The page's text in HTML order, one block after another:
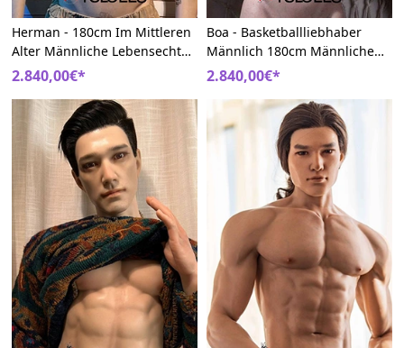
Herman - 180cm Im Mittleren
Alter Männliche Lebensechte
Realing Silikon Sexpuppen
2.840,00€*
Boa - Basketballliebhaber
Männlich 180cm Männliche
Realistische Realing
Sexpuppen
2.840,00€*